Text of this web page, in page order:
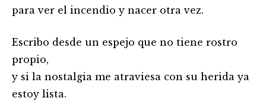
para ver el incendio y nacer otra vez.
Escribo desde un espejo que no tiene rostro
propio,
y si la nostalgia me atraviesa con su herida ya
estoy lista.